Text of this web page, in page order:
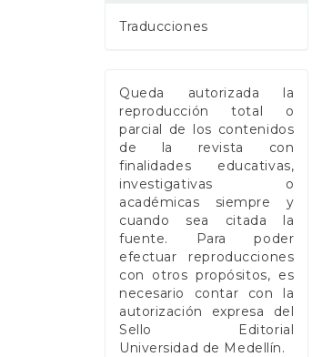
Traducciones
Queda autorizada la
reproducción total o
parcial de los contenidos
de la revista con
finalidades educativas,
investigativas o
académicas siempre y
cuando sea citada la
fuente. Para poder
efectuar reproducciones
con otros propósitos, es
necesario contar con la
autorización expresa del
Sello Editorial
Universidad de Medellín.